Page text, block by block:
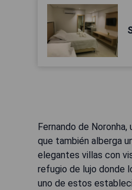
Fernando de
que también alberga
elegantes villas con
refugio de lujo donde
uno de estos